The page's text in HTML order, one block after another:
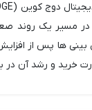
مسیر یک روند
بینی ها پس از
خرید و رشد آن در